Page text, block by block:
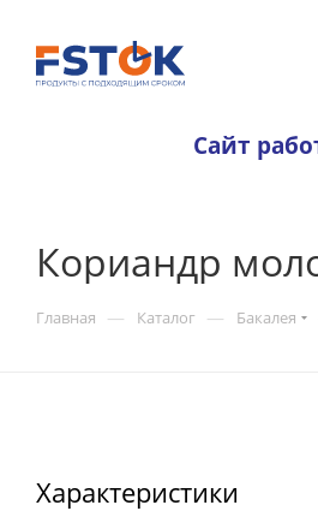
Сайт
Кориандр
Главная — Каталог — Бакалея
Характеристики